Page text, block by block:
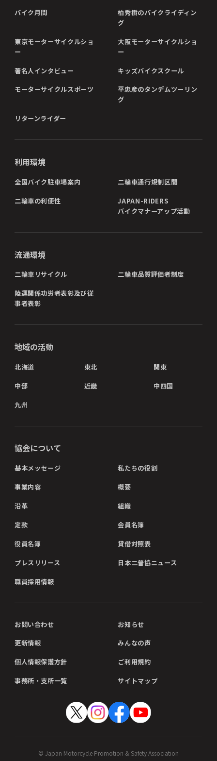
バイク月間
柏秀樹のバイクライディン
グ
東京モーターサイクルショ
ー
大阪モーターサイクルショ
ー
著名人インタビュー キッズバイクスクール
モーターサイクルスポーツ
平忠彦のタンデムツーリン
グ
リターンライダー
利用環境
全国バイク駐車場案内 二輪車通行規制区間
二輪車の利便性
JAPAN-RIDERS
バイクマナーアップ活動
流通環境
二輪車リサイクル 二輪車品質評価者制度
陸運関係功労者表彰及び従
事者表彰
地域の活動
北海道 東北 関東
中部 近畿 中四国
九州
協会について
基本メッセージ 私たちの役割
事業内容 概要
沿革 組織
定款 会員名簿
役員名簿 貸借対照表
プレスリリース 日本二普協ニュース
職員採用情報
お問い合わせ お知らせ
更新情報 みんなの声
個人情報保護方針 ご利用規約
事務所・支所一覧 サイトマップ
© Japan Motorcycle Promotion & Safety Association